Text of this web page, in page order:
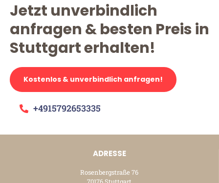
Jetzt unverbindlich
anfragen & besten Preis in
Stuttgart erhalten!
Kostenlos & unverbindlich anfragen!
+4915792653335
ADRESSE
Rosenbergstraße 76